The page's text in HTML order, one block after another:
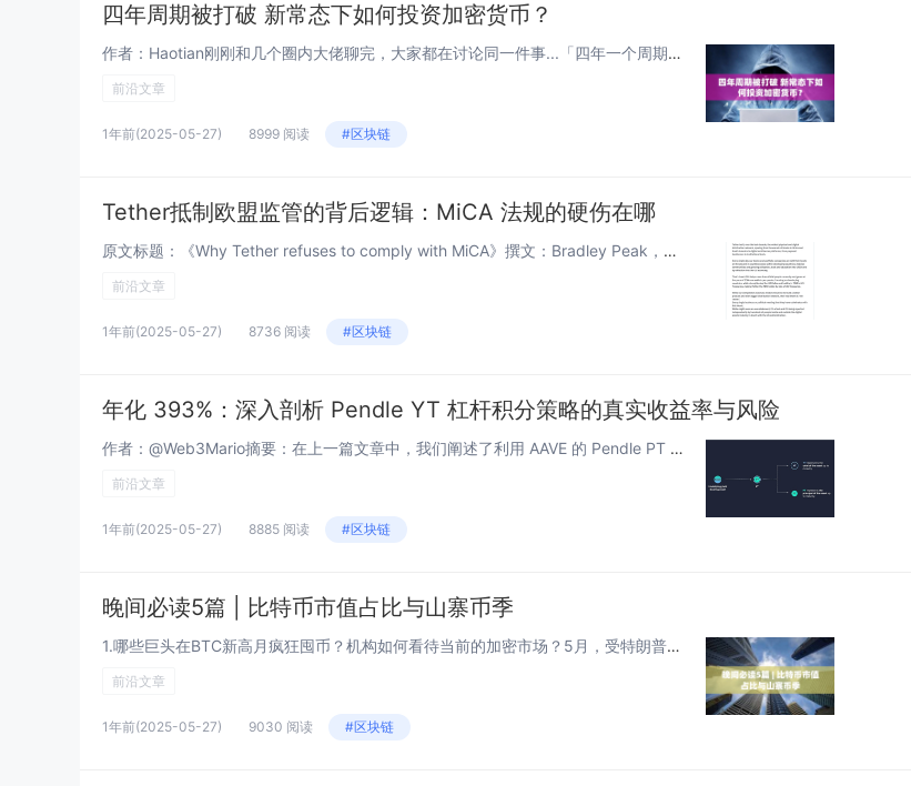
四年周期被打破 新常态下如何投资加密货币？
作者：Haotian刚刚和几个圈内大佬聊完，大家都在讨论同一件事...「四年一个周期」这套理论，彻底过时了！如果你还在 Hold 住暴富，还在幻想「牛市十倍百倍的躺赢机会」，可能已被市场完全抛弃了。Why？因为聪明钱早就发现了一个秘密：现在...
前沿文章
1年前(2025-05-27) 8999 阅读 #区块链
Tether抵制欧盟监管的背后逻辑：MiCA 法规的硬伤在哪
原文标题：《Why Tether refuses to comply with MiCA》撰文：Bradley Peak，Cointelegraph 专栏作者 编译：J1N，Techub NewsTether 是否符合 MiCA 要求？欧盟...
前沿文章
1年前(2025-05-27) 8736 阅读 #区块链
年化 393%：深入剖析 Pendle YT 杠杆积分策略的真实收益率与风险
作者：@Web3Mario摘要：在上一篇文章中，我们阐述了利用 AAVE 的 Pendle PT 杠杆收益策略的体现率风险，小伙伴们给出了很多正面反馈，在此感谢大家的支持。由于最近一段时间一直在研究 Pendle 生态的市场机会，所以本周希...
前沿文章
1年前(2025-05-27) 8885 阅读 #区块链
晚间必读5篇 | 比特币市值占比与山寨币季
1.哪些巨头在BTC新高月疯狂囤币？机构如何看待当前的加密市场？5月，受特朗普关税政策放松、香港及美国稳定币监管政策完善、美国股债汇三杀等因素影响，BTC创下涨破11万美元新高的记录。不少投资者面对新高望而却步，但很多机构买入热情依旧。点击...
前沿文章
1年前(2025-05-27) 9030 阅读 #区块链